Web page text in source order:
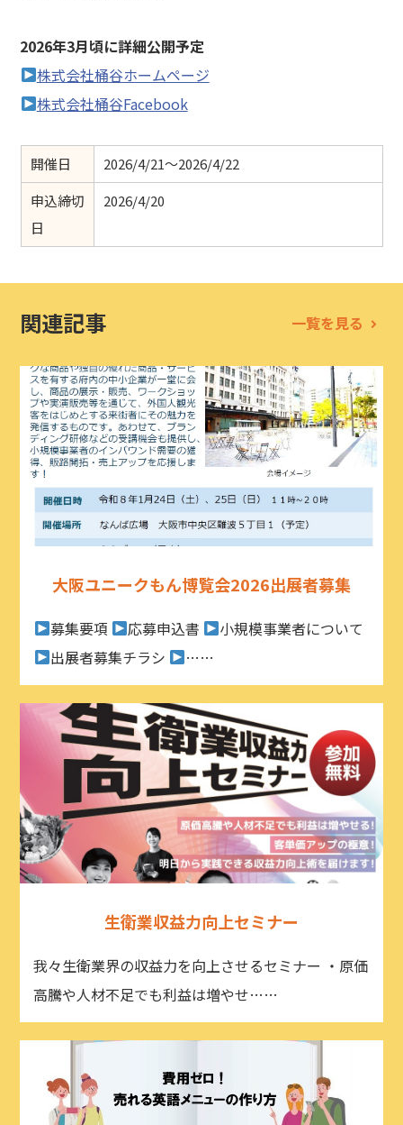
2026年3月頃に詳細公開予定
株式会社桶谷ホームページ
株式会社桶谷Facebook
開催日
2026/4/21～2026/4/22
申込締切
日
2026/4/20
関連記事 一覧を見る
大阪ユニークもん博覧会2026出展者募集
募集要項 応募申込書
小規模事業者について
出展者募集チラシ
……
生衛業収益力向上セミナー
我々生衛業界の収益力を向上させるセミナー ・原価
高騰や人材不足でも利益は増やせ……